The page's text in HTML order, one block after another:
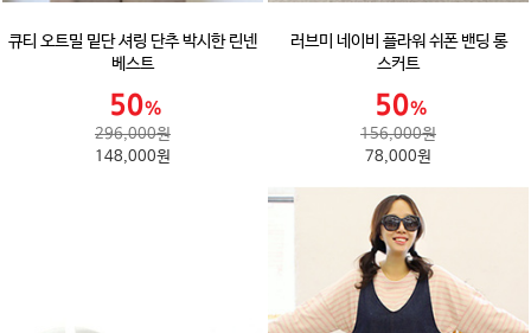
큐티 오트밀 밑단 셔링 단추 박시한 린넨
베스트
296,000원
148,000원
러브미 네이비 플라워 쉬폰 밴딩 롱
스커트
156,000원
78,000원